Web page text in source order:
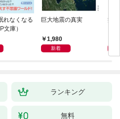
れなくなる
文庫）
巨大地震の真実
1,980
新着
病
ランキング
無料